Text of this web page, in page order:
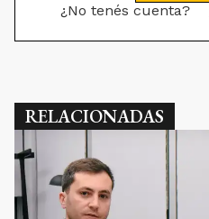
¿No tenés cuenta?
RELACIONADAS